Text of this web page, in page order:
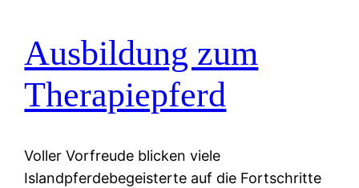
Ausbildung zum
Therapiepferd
Voller Vorfreude blicken viele
Islandpferdebegeisterte auf die Fortschritte